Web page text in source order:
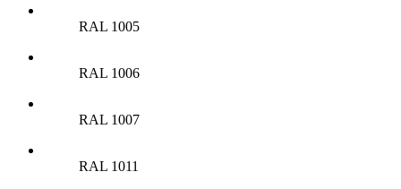
RAL 1005
RAL 1006
RAL 1007
RAL 1011